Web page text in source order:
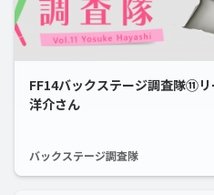
FF14バックステージ調査隊⑪
洋介さん
バックステージ調査隊